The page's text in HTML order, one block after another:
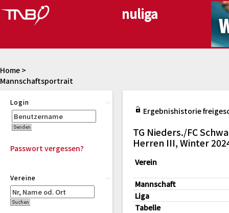
Mannschaftsportrait
Home >
Login
Passwort vergessen?
Vereine
Ergebnishistorie
TG Nieders./FC
Herren III, Winter
Verein
Mannschaft
Liga
Tabelle